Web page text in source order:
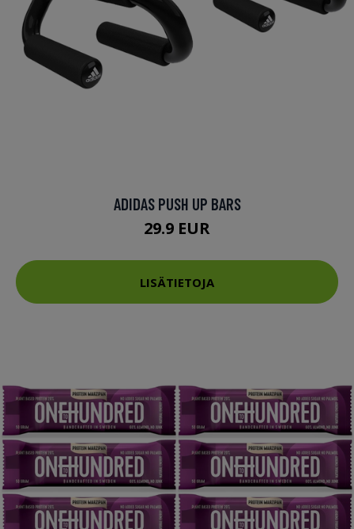
ADIDAS PUSH UP BARS
29.9 EUR
LISÄTIETOJA